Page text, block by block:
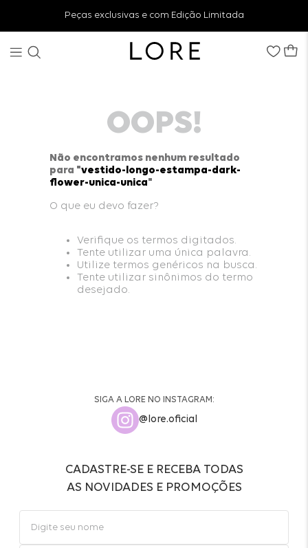
Peças exclusivas e com Edição Limitada
OOPS!
Não encontramos nenhum resultado
para "vestido-longo-estampa-dark-
flower-unica-unica"
O que eu devo fazer?
Verifique os termos digitados.
Tente utilizar uma única palavra.
Utilize termos genéricos na busca.
Tente utilizar sinônimos do termo
desejado.
SIGA A LORE NO INSTAGRAM:
@lore.oficial
CADASTRE-SE E RECEBA TODAS
AS NOVIDADES E PROMOÇÕES